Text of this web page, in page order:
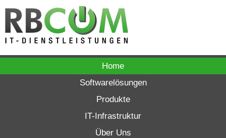
Home
Softwarelösungen
Produkte
IT-Infrastruktur
Über Uns